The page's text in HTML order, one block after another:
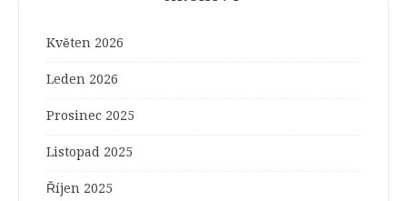
Květen 2026
Leden 2026
Prosinec 2025
Listopad 2025
Říjen 2025